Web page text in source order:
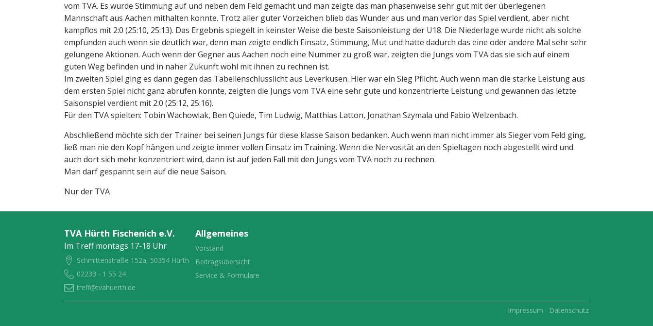
vom TVA. Es wurde Stimmung auf und neben dem Feld gemacht und man zeigte das man phasenweise sehr gut mit der überlegenen
Mannschaft aus Aachen mithalten konnte. Trotz aller guter Vorzeichen blieb das Wunder aus und man verlor das Spiel verdient, aber nicht
kampflos mit 2:0 (25:10, 25:13). Das Ergebnis spiegelt in keinster Weise die beste Saisonleistung der U18. Die Niederlage wurde nicht als solche
empfunden auch wenn sie deutlich war, denn man zeigte endlich Einsatz, Stimmung, Mut und hatte dadurch das eine oder andere Mal sehr sehr
gelungene Aktionen. Auch wenn der Gegner aus Aachen noch eine Nummer zu groß war, zeigten die Jungs vom TVA das sie sich auf einem
guten Weg befinden und in naher Zukunft wohl mit ihnen zu rechnen ist.
Im zweiten Spiel ging es dann gegen das Tabellenschlusslicht aus Leverkusen. Hier war ein Sieg Pflicht. Auch wenn man die starke Leistung aus
dem ersten Spiel nicht ganz abrufen konnte, zeigten die Jungs vom TVA eine sehr gute und konzentrierte Leistung und gewannen das letzte
Saisonspiel verdient mit 2:0 (25:12, 25:16).
Für den TVA spielten: Tobin Wachowiak, Ben Quiede, Tim Ludwig, Matthias Latton, Jonathan Szymala und Fabio Welzenbach.
Abschließend möchte sich der Trainer bei seinen Jungs für diese klasse Saison bedanken. Auch wenn man nicht immer als Sieger vom Feld ging,
ließ man nie den Kopf hängen und zeigte immer vollen Einsatz im Training. Wenn die Nervosität an den Spieltagen noch abgestellt wird und
auch dort sich mehr konzentriert wird, dann ist auf jeden Fall mit den Jungs vom TVA noch zu rechnen.
Man darf gespannt sein auf die neue Saison.
Nur der TVA
TVA Hürth Fischenich e.V.
Im Treff montags 17-18 Uhr
Schmittenstraße 152a, 50354 Hürth
02233 - 1 55 24
treff@tvahuerth.de
Allgemeines
Vorstand
Beitragsübersicht
Service & Formulare
Impressum Datenschutz